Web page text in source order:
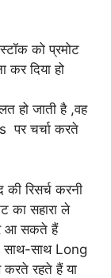
को प्रमोट
कर दिया हो
हो जाती है ,वह
चर्चा करते
रिसर्च करनी
का सहारा ले
आ सकते हैं
साथ-साथ Long
रहते हैं या